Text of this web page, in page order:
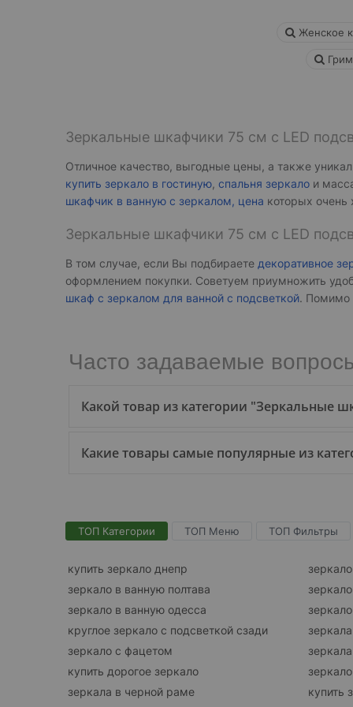
Женское
Зеркальные шкафчики 75 см с LED
Отличное качество, выгодные цены, а также
купить зеркало в гостиную, спальня зеркало и
шкафчик в ванную с зеркалом, цена которых очень
Зеркальные шкафчики 75 см с LED
В том случае, если Вы подбираете декоративное
оформлением покупки. Советуем приумножить
шкаф с зеркалом для ванной с подсветкой. Помимо
Часто задаваемые
Какой товар из категории "Зеркальные
Какие товары самые популярные из
ТОП Категории ТОП Меню ТОП Фильтры
купить зеркало днепр
зеркало в ванную полтава
зеркало в ванную одесса
круглое зеркало с подсветкой сзади
зеркало с фацетом
купить дорогое зеркало
зеркала в черной раме
купить